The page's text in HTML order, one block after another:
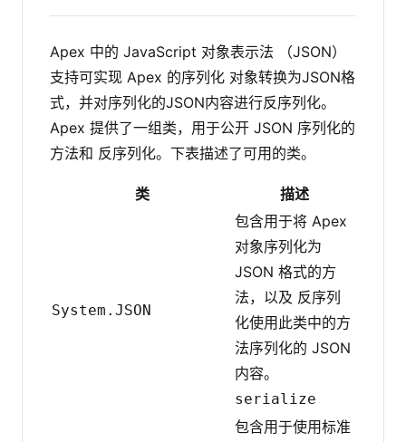
Apex 中的 JavaScript 对象表示法 （JSON）
支持可实现 Apex 的序列化 对象转换为JSON格
式，并对序列化的JSON内容进行反序列化。
Apex 提供了一组类，用于公开 JSON 序列化的
方法和 反序列化。下表描述了可用的类。
类 描述
System.JSON
包含用于将 Apex
对象序列化为
JSON 格式的方
法，以及 反序列
化使用此类中的方
法序列化的 JSON
内容。
serialize
包含用于使用标准